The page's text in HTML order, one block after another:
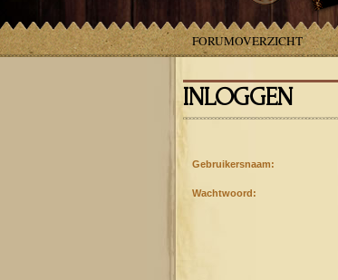
FORUMOVERZICHT
INLOGGEN
Gebruikersnaam:
Wachtwoord: